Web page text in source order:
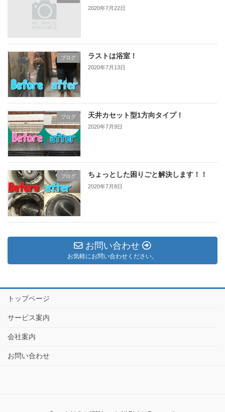
2020年7月22日
ブログ ラストは浴室！
2020年7月13日
ブログ 天井カセット型1方向タイプ！
2020年7月9日
ブログ ちょっとした困りごと解決します！！
2020年7月8日
お問い合わせ
お気軽にお問い合わせください。
トップページ
サービス案内
会社案内
お問い合わせ